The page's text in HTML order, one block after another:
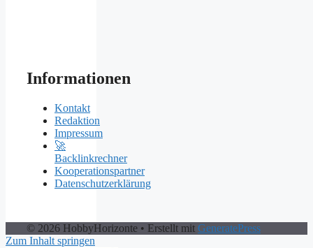
Informationen
Kontakt
Redaktion
Impressum
🚀
Backlinkrechner
Kooperationspartner
Datenschutzerklärung
© 2026 HobbyHorizonte • Erstellt mit GeneratePress
Zum Inhalt springen